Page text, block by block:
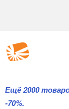
Ещё 2000
-70%.